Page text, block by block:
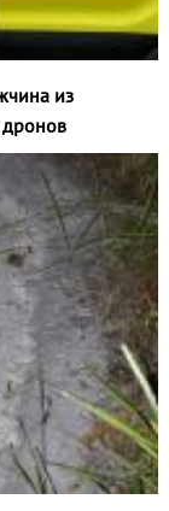
из
дронов